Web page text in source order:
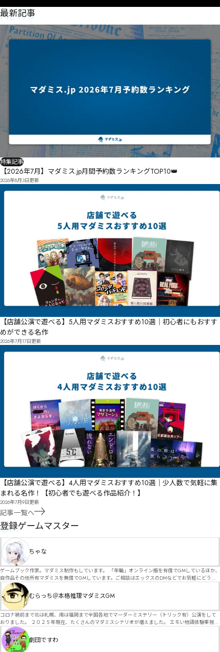
NEWS
最新記事
特集記事
【2026年7月】マダミス.jp月間予約数ランキングTOP10👑
2026年8月3日更新
【店舗公演で遊べる】5人用マダミスおすすめ10選｜初心者にもおすす
めができる名作
2026年7月17日更新
【店舗公演で遊べる】4人用マダミスおすすめ10選｜少人数で気軽に集
まれる名作！【初心者でも遊べる作品紹介！】
2026年7月9日更新
記事一覧へ
GM
登録ゲームマスター
ちゃな
ゲームブック作家。マダミス制作もしています。 「年輪」オンライン版を有償でGMしているほか、
自作品その他所有マダミスを無償でGMしています。ご相談はエックスのDMなどでお気軽にどう
ぞ。
むらっち＠本格推理マダミスGM
コロナ禍前まで北は札幌、南は福岡まで全国各地でマーダーミステリー（トリック有）公演をして
おりました。 ２０２５年現在、たくさんのマダミスシナリオが増えました。 エモい物語体験重視の
シナリオがマダミス・マーダーミステリーというジャンル名でたくさんあるため、そのようなシナ
リオは簡単に遊べます。 しかし、２～３時間ずっと考え＆議論して、見たことないトリックが解け
る閃きや犯人として逃げ切る楽しみのある本格推理マーダーミステリーを見つけることが難しくな
劇団ですわ